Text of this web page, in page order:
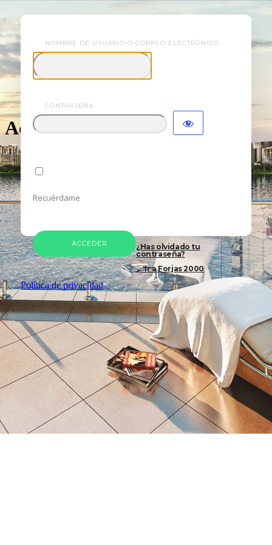
2000
Acceder
NOMBRE DE USUARIO O CORREO ELECTRÓNICO
CONTRASEÑA
Recuérdame
¿Has olvidado tu
contraseña?
← Ir a Forjas 2000
Política de privacidad